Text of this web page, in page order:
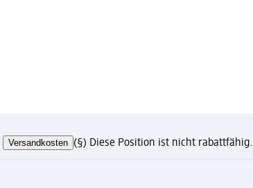
Versandkosten (§) Diese Position ist nicht rabattfähig.